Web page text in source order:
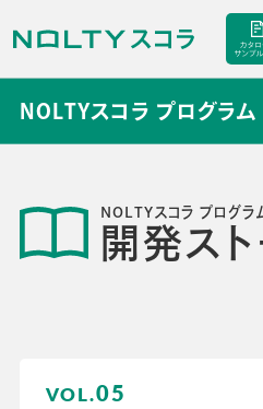
NOLTYスコラ プログラム
開発ス
NOLTYスコラ プログラ
05